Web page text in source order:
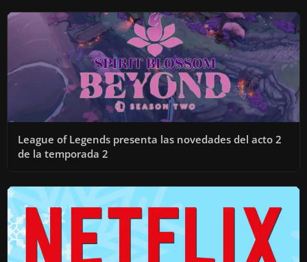
League of Legends presenta las novedades del acto 2
de la temporada 2